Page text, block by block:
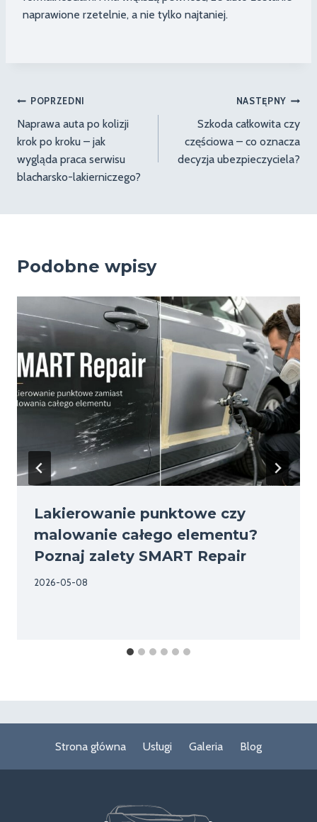
naprawione rzetelnie, a nie tylko najtaniej.
Nawigacja
wpisu
POPRZEDNI
Naprawa auta po kolizji
krok po kroku – jak
wygląda praca serwisu
blacharsko-lakierniczego?
NASTĘPNY
Szkoda całkowita czy
częściowa – co oznacza
decyzja ubezpieczyciela?
Podobne wpisy
Lakierowanie punktowe czy
malowanie całego elementu?
Poznaj zalety SMART Repair
2026-05-08
Strona główna Usługi Galeria Blog